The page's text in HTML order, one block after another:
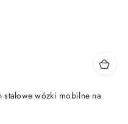
stalowe wózki mobilne na